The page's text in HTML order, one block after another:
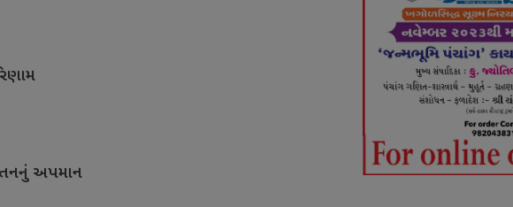
અપમાન